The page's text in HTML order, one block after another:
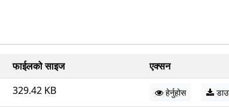
फाईलको साइज
एक्सन
329.42 KB हेर्नुहोस